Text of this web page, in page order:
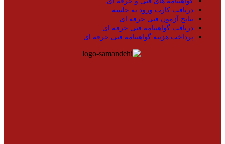
دریافت کارت ورود به جلسه
نتایج آزمون فنی حرفه ای
دریافت گواهینامه فنی حرفه ای
پرداخت هزینه گواهینامه فنی حرفه ای